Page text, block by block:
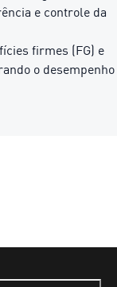
e controle da
firmes (FG) e
o desempenho